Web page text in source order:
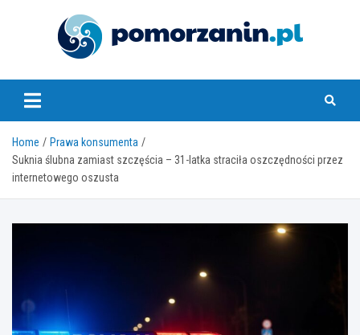
pomorzanin.pl
Home
Prawa konsumenta
Suknia ślubna zamiast szczęścia – 31-latka straciła oszczędności przez
internetowego oszusta